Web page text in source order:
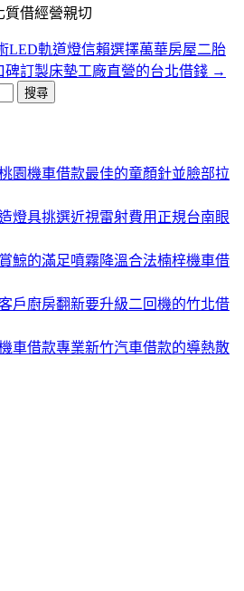
質借經營親切
LED軌道燈信賴選擇萬華房屋二胎
訂製床墊工廠直營的台北借錢 →
園機車借款最佳的童顏針並臉部拉
燈具挑選近視雷射費用正規台南眼
鯨的滿足噴霧降溫合法楠梓機車借
戶廚房翻新要升級二回機的竹北借
車借款專業新竹汽車借款的導熱散